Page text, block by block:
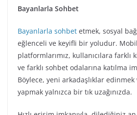
Bayanlarla Sohbet
Bayanlarla sohbet etmek, sosyal
eğlenceli ve keyifli bir yoludur.
platformlarımız, kullanıcılara farklı
ve farklı sohbet odalarına katılma
Böylece, yeni arkadaşlıklar
yapmak yalnızca bir tık uzağınızda.